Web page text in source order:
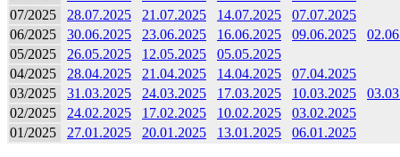
07/2025
28.07.2025 21.07.2025 14.07.2025
07.07.2025
06/2025
30.06.2025 23.06.2025 16.06.2025 09.06.2025
05/2025
26.05.2025 12.05.2025
05.05.2025
04/2025
28.04.2025 21.04.2025 14.04.2025
07.04.2025
03/2025
31.03.2025 24.03.2025 17.03.2025 10.03.2025
02/2025
24.02.2025 17.02.2025 10.02.2025
03.02.2025
01/2025
27.01.2025 20.01.2025 13.01.2025 06.01.2025